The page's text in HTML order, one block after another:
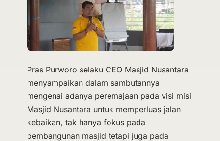
Pras Purworo selaku CEO Masjid Nusantara
menyampaikan dalam sambutannya
mengenai adanya peremajaan pada visi misi
Masjid Nusantara untuk memperluas jalan
kebaikan, tak hanya fokus pada
pembangunan masjid tetapi juga pada